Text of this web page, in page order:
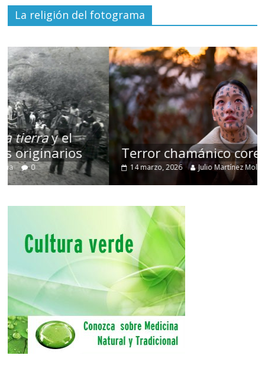
La religión del fotograma
Terror chamánico coreano
14 marzo, 2026 Julio Martínez Molina 0